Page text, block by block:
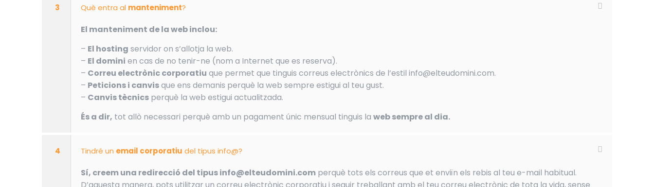
3 Què entra al manteniment?
El manteniment de la web inclou:
– El hosting servidor on s’allotja la web.
– El domini en cas de no tenir-ne (nom a Internet que es reserva).
– Correu electrònic corporatiu que permet que tinguis correus electrònics de l’estil info@elteudomini.com.
– Peticions i canvisque ens demanis perquè la web sempre estigui al teu gust.
– Canvis tècnics perquè la web estigui actualitzada.
És a dir, tot allò necessari perquè amb un pagament únic mensual tinguis laweb sempre al dia.
4 Tindré un email corporatiu del tipus info@?
Sí, creem una redirecció del tipus info@elteudomini.com perquè tots els correus que et enviïn els rebis al teu e-mail habitual.